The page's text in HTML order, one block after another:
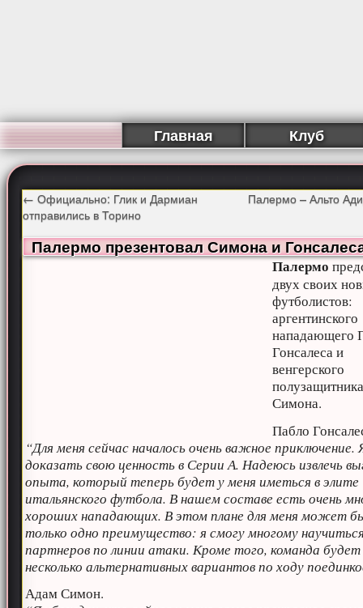
Главная Клуб
← Официально: Глик и Дармиан
отправились в Торино
Палермо – Альто
Палермо презентовал Симона и
Палермо
двух своих
футболистов:
аргентинского
нападающего
Гонсалеса и
венгерского
Симона.
Пабло
“Для меня сейчас началось очень важное приключение.
доказать свою ценность в Серии А. Надеюсь извлечь
опыта, который теперь будет у меня иметься в элите
итальянского футбола. В нашем составе есть очень
хороших нападающих. В этом плане для меня может
только одно преимущество: я смогу многому
партнеров по линии атаки. Кроме того, команда
несколько альтернативных вариантов по ходу
Адам Симон.